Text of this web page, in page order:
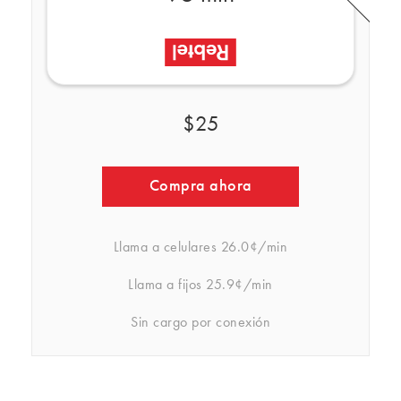
$25
Compra ahora
Llama a celulares 26.0¢/min
Llama a fijos 25.9¢/min
Sin cargo por conexión